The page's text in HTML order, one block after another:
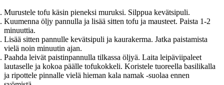
Murustele tofu käsin pieneksi muruksi. Silppua kevätsipuli.
Kuumenna öljy pannulla ja lisää sitten tofu ja mausteet. Paista 1-2
minuuttia.
Lisää sitten pannulle kevätsipuli ja kaurakerma. Jatka paistamista
vielä noin minuutin ajan.
Paahda leivät paistinpannulla tilkassa öljyä. Laita leipäviipaleet
lautaselle ja kokoa päälle tofukokkeli. Koristele tuoreella basilikalla
ja ripottele pinnalle vielä hieman kala namak -suolaa ennen